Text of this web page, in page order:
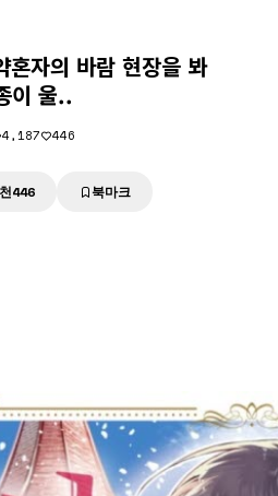
자의 바람 현장을 봐
이 울..
4,187 446
446 북마크